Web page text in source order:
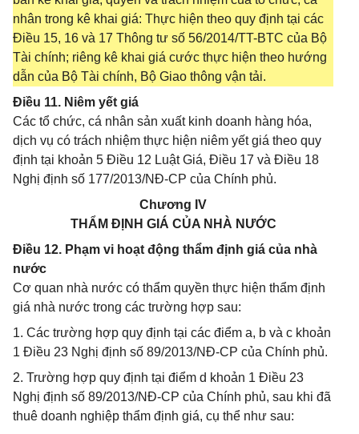
nhân trong kê khai giá: Thực hiện theo quy định tại các
Điều 15, 16 và 17 Thông tư số 56/2014/TT-BTC của Bộ
Tài chính; riêng kê khai giá cước thực hiện theo hướng
dẫn của Bộ Tài chính, Bộ Giao thông vận tải.
Điều 11. Niêm yết giá
Các tổ chức, cá nhân sản xuất kinh doanh hàng hóa,
dịch vụ có trách nhiệm thực hiện niêm yết giá theo quy
định tại khoản 5 Điều 12 Luật Giá, Điều 17 và Điều 18
Nghị định số 177/2013/NĐ-CP của Chính phủ.
Chương IV
THẨM ĐỊNH GIÁ CỦA NHÀ NƯỚC
Điều 12. Phạm vi hoạt động thẩm định giá của nhà
nước
Cơ quan nhà nước có thẩm quyền thực hiện thẩm định
giá nhà nước trong các trường hợp sau:
1. Các trường hợp quy định tại các điểm a, b và c khoản
1 Điều 23 Nghị định số 89/2013/NĐ-CP của Chính phủ.
2. Trường hợp quy định tại điểm d khoản 1 Điều 23
Nghị định số 89/2013/NĐ-CP của Chính phủ, sau khi đã
thuê doanh nghiệp thẩm định giá, cụ thể như sau: